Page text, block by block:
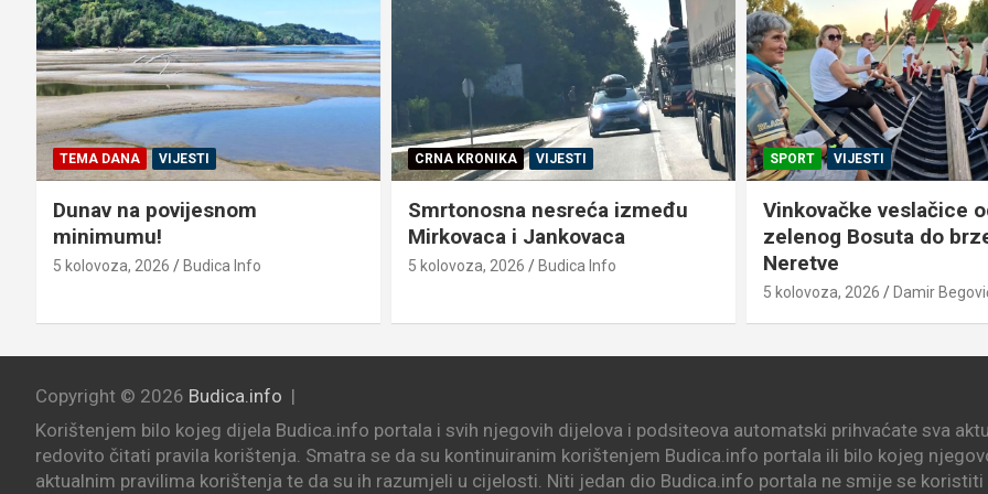
TEMA DANA VIJESTI
Dunav na povijesnom
minimumu!
5 kolovoza, 2026 Budica Info
CRNA KRONIKA VIJESTI
Smrtonosna nesreća između
Mirkovaca i Jankovaca
5 kolovoza, 2026 Budica Info
SPORT VIJESTI
Vinkovačke veslačice
zelenog Bosuta do
Neretve
5 kolovoza, 2026 Damir
Copyright © 2026 Budica.info
Korištenjem bilo kojeg dijela Budica.info portala i svih njegovih dijelova i podsiteova automatski prihvaćate sva
redovito čitati pravila korištenja. Smatra se da su kontinuiranim korištenjem Budica.info portala ili bilo kojeg
aktualnim pravilima korištenja te da su ih razumjeli u cijelosti. Niti jedan dio Budica.info portala ne smije se